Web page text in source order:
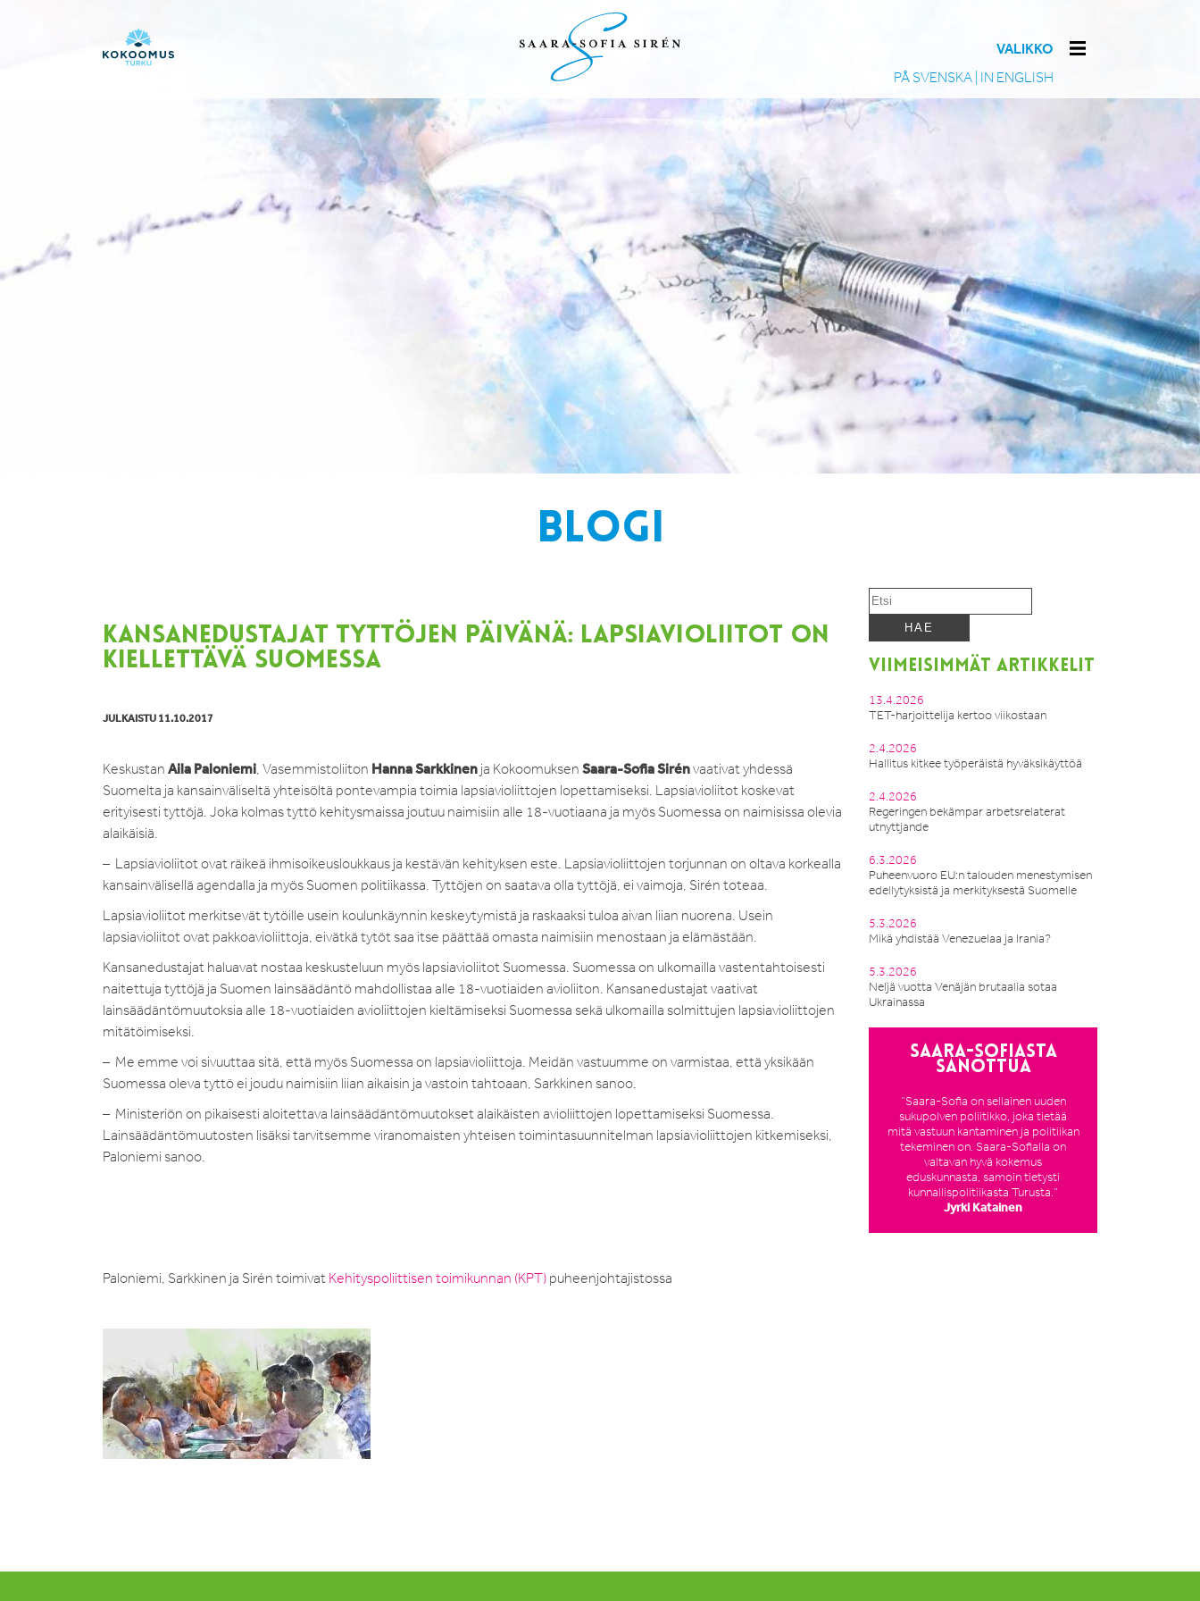
PÅ SVENSKA IN ENGLISH
VALIKKO
BLOGI
KANSANEDUSTAJAT TYTTÖJEN PÄIVÄNÄ: LAPSIAVIOLIITOT ON
KIELLETTÄVÄ SUOMESSA
JULKAISTU 11.10.2017
Keskustan Aila Paloniemi, Vasemmistoliiton Hanna Sarkkinen ja Kokoomuksen Saara-Sofia Sirénvaativat yhdessä
Suomelta ja kansainväliseltä yhteisöltä pontevampia toimia lapsiavioliittojen lopettamiseksi. Lapsiavioliitot koskevat
erityisesti tyttöjä. Joka kolmas tyttö kehitysmaissa joutuu naimisiin alle 18-vuotiaana ja myös Suomessa on naimisissa olevia
alaikäisiä.
– Lapsiavioliitot ovat räikeä ihmisoikeusloukkaus ja kestävän kehityksen este. Lapsiavioliittojen torjunnan on oltava korkealla
kansainvälisellä agendalla ja myös Suomen politiikassa. Tyttöjen on saatava olla tyttöjä, ei vaimoja, Sirén toteaa.
Lapsiavioliitot merkitsevät tytöille usein koulunkäynnin keskeytymistä ja raskaaksi tuloa aivan liian nuorena. Usein
lapsiavioliitot ovat pakkoavioliittoja, eivätkä tytöt saa itse päättää omasta naimisiin menostaan ja elämästään.
Kansanedustajat haluavat nostaa keskusteluun myös lapsiavioliitot Suomessa. Suomessa on ulkomailla vastentahtoisesti
naitettuja tyttöjä ja Suomen lainsäädäntö mahdollistaa alle 18-vuotiaiden avioliiton. Kansanedustajat vaativat
lainsäädäntömuutoksia alle 18-vuotiaiden avioliittojen kieltämiseksi Suomessa sekä ulkomailla solmittujen lapsiavioliittojen
mitätöimiseksi.
– Me emme voi sivuuttaa sitä, että myös Suomessa on lapsiavioliittoja. Meidän vastuumme on varmistaa, että yksikään
Suomessa oleva tyttö ei joudu naimisiin liian aikaisin ja vastoin tahtoaan, Sarkkinen sanoo.
– Ministeriön on pikaisesti aloitettava lainsäädäntömuutokset alaikäisten avioliittojen lopettamiseksi Suomessa.
Lainsäädäntömuutosten lisäksi tarvitsemme viranomaisten yhteisen toimintasuunnitelman lapsiavioliittojen kitkemiseksi,
Paloniemi sanoo.
Paloniemi, Sarkkinen ja Sirén toimivat Kehityspoliittisen toimikunnan (KPT) puheenjohtajistossa
VIIMEISIMMÄT ARTIKKELIT
13.4.2026
TET-harjoittelija kertoo viikostaan
2.4.2026
Hallitus kitkee työperäistä hyväksikäyttöä
2.4.2026
Regeringen bekämpar arbetsrelaterat
utnyttjande
6.3.2026
Puheenvuoro EU:n talouden menestymisen
edellytyksistä ja merkityksestä Suomelle
5.3.2026
Mikä yhdistää Venezuelaa ja Irania?
5.3.2026
Neljä vuotta Venäjän brutaalia sotaa
Ukrainassa
Saara-Sofiasta
sanottua
”Saara-Sofia on sellainen uuden
sukupolven poliitikko, joka tietää
mitä vastuun kantaminen ja politiikan
tekeminen on. Saara-Sofialla on
valtavan hyvä kokemus
eduskunnasta, samoin tietysti
kunnallispolitiikasta Turusta.”
Jyrki Katainen